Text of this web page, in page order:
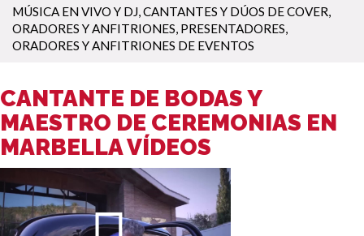
MÚSICA EN VIVO Y DJ,CANTANTES Y DÚOS DE COVER,
ORADORES Y ANFITRIONES, PRESENTADORES,
ORADORES Y ANFITRIONES DE EVENTOS
CANTANTE DE BODAS Y
MAESTRO DE CEREMONIAS EN
MARBELLA VÍDEOS